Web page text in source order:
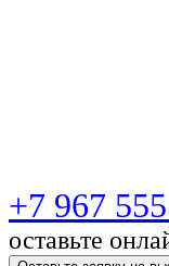
+7 967
оставьте